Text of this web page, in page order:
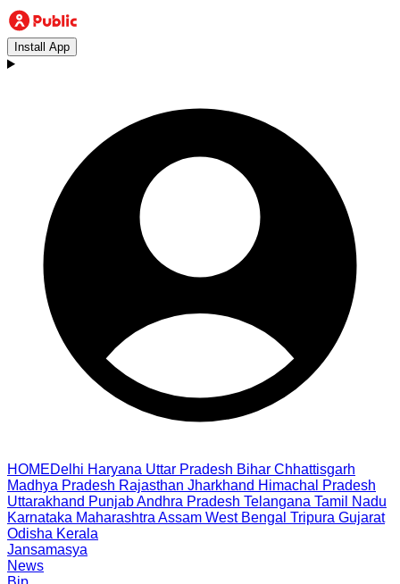
Install App
HOMEDelhi Haryana Uttar Pradesh Bihar Chhattisgarh
Madhya Pradesh Rajasthan Jharkhand Himachal Pradesh
Uttarakhand PunjabAndhra Pradesh Telangana Tamil Nadu
Karnataka Maharashtra Assam West Bengal Tripura Gujarat
Odisha Kerala
Jansamasya
News